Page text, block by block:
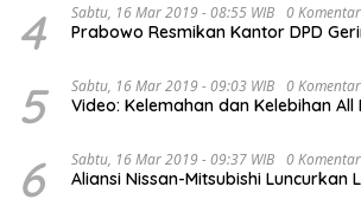
4 Sabtu, 16 Mar 2019 - 08:55 WIB 0 Komentar
Prabowo Resmikan Kantor DPD
5 Sabtu, 16 Mar 2019 - 09:03 WIB 0 Komentar
Video: Kelemahan dan Kelebihan All
6 Sabtu, 16 Mar 2019 - 09:37 WIB 0 Komentar
Aliansi Nissan-Mitsubishi Luncurkan